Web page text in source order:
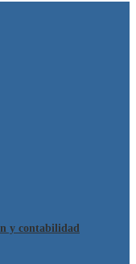
y contabilidad